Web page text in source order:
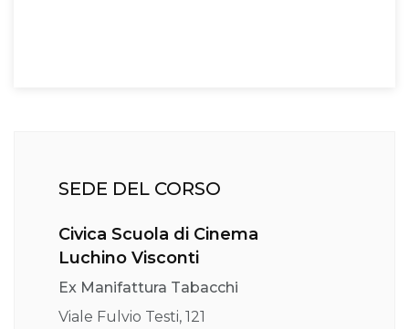
SEDE DEL CORSO
Civica Scuola di Cinema
Luchino Visconti
Ex Manifattura Tabacchi
Viale Fulvio Testi, 121